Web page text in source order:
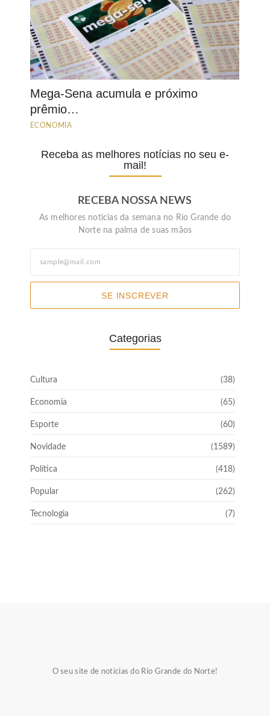
Mega-Sena acumula e próximo
prêmio…
ECONOMIA
Receba as melhores notícias no seu e-
mail!
RECEBA NOSSA NEWS
As melhores noticias da semana no Rio Grande do
Norte na palma de suas mãos
SE INSCREVER
Categorias
Cultura (38)
Economia (65)
Esporte (60)
Novidade (1589)
Política (418)
Popular (262)
Tecnologia (7)
O seu site de notícias do Rio Grande do Norte!